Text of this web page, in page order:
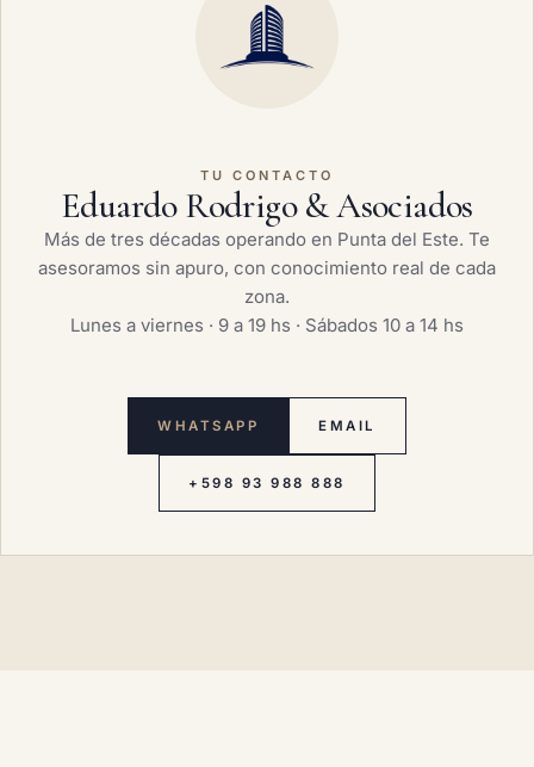
TU CONTACTO
Eduardo Rodrigo & Asociados
Más de tres décadas operando en Punta del Este. Te
asesoramos sin apuro, con conocimiento real de cada
zona.
Lunes a viernes · 9 a 19 hs · Sábados 10 a 14 hs
WHATSAPP EMAIL
+598 93 988 888